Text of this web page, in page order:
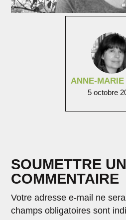
ANNE-MARIE
5 octobre
SOUMETTRE UN
COMMENTAIRE
Votre adresse e-mail ne
champs obligatoires sont